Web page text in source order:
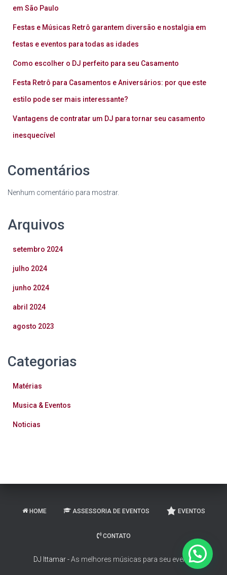
em São Paulo
Festas e Músicas Retrô garantem diversão e nostalgia em
festas e eventos para todas as idades
Como escolher o DJ perfeito para seu Casamento
Festa Retrô para Casamentos e Aniversários: por que este
estilo pode ser mais interessante?
Vantagens de contratar um DJ para tornar seu casamento
inesquecível
Comentários
Nenhum comentário para mostrar.
Arquivos
setembro 2024
julho 2024
junho 2024
abril 2024
agosto 2023
Categorias
Matérias
Musica & Eventos
Noticias
HOME ASSESSORIA DE EVENTOS EVENTOS
CONTATO
DJ Ittamar -As melhores músicas para seu evento